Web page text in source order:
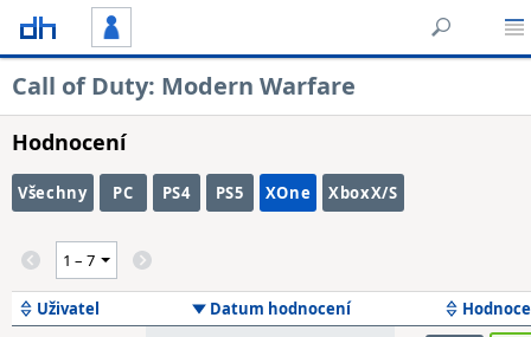
Call of Duty: Modern Warfare
Hodnocení
Všechny PC PS4 PS5 XOne XboxX/S
Uživatel Datum hodnocení